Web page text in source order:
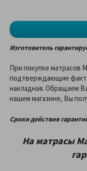
Изготовитель
При покупке матрасов
подтверждающие факт
накладная. Обращаем
нашем магазине, Вы
Сроки действия
На матрасы